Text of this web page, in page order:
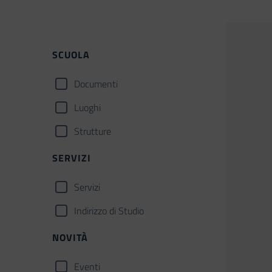
SCUOLA
Documenti
Luoghi
Strutture
SERVIZI
Servizi
Indirizzo di Studio
NOVITÀ
Eventi